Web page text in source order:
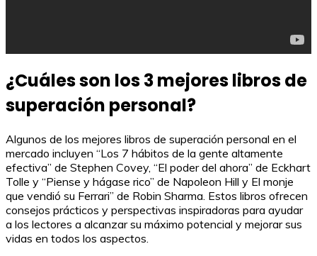
¿Cuáles son los 3 mejores libros de
superación personal?
Algunos de los mejores libros de superación personal en el
mercado incluyen “Los 7 hábitos de la gente altamente
efectiva” de Stephen Covey, “El poder del ahora” de Eckhart
Tolle y “Piense y hágase rico” de Napoleon Hill y El monje
que vendió su Ferrari” de Robin Sharma. Estos libros ofrecen
consejos prácticos y perspectivas inspiradoras para ayudar
a los lectores a alcanzar su máximo potencial y mejorar sus
vidas en todos los aspectos.